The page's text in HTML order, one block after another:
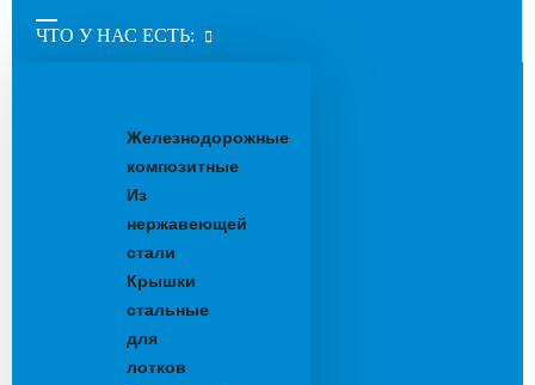
ЧТО У НАС ЕСТЬ:
Железнодорожные
композитные
Из
нержавеющей
стали
Крышки
стальные
для
лотков